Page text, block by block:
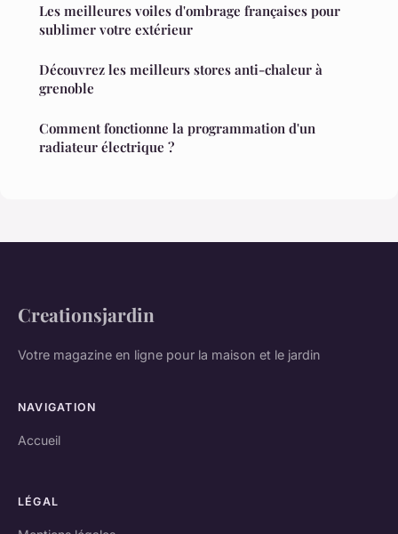
Les meilleures voiles d'ombrage françaises pour
sublimer votre extérieur
Découvrez les meilleurs stores anti-chaleur à
grenoble
Comment fonctionne la programmation d'un
radiateur électrique ?
Creationsjardin
Votre magazine en ligne pour la maison et le jardin
NAVIGATION
Accueil
LÉGAL